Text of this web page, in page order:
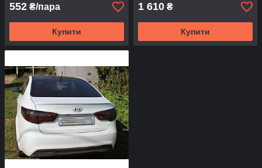
552 ₴/пара
Купити
1 610 ₴
Купити